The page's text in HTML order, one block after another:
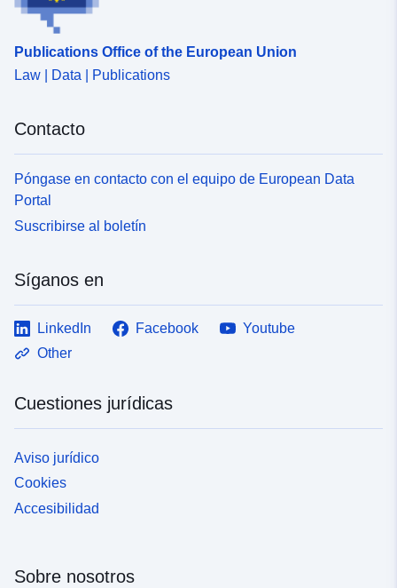
Publications Office of the European Union
Law | Data | Publications
Contacto
Póngase en contacto con el equipo de European Data
Portal
Suscribirse al boletín
Síganos en
LinkedIn Facebook
Youtube
Other
Cuestiones jurídicas
Aviso jurídico
Cookies
Accesibilidad
Sobre nosotros